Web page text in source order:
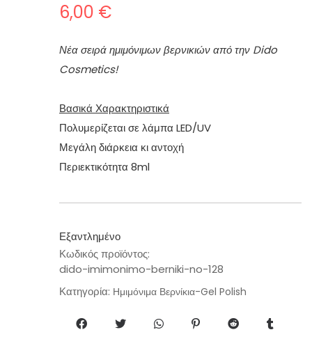
6,00 €
Νέα σειρά ημιμόνιμων βερνικιών από την Dido
Cosmetics!
Βασικά Χαρακτηριστικά
Πολυμερίζεται σε λάμπα LED/UV
Μεγάλη διάρκεια κι αντοχή
Περιεκτικότητα 8ml
Εξαντλημένο
Κωδικός προϊόντος:
dido-imimonimo-berniki-no-128
Κατηγορία: Ημιμόνιμα Βερνίκια-Gel Polish